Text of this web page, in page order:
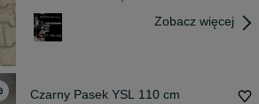
Zobacz więcej
Czarny Pasek YSL 110 cm